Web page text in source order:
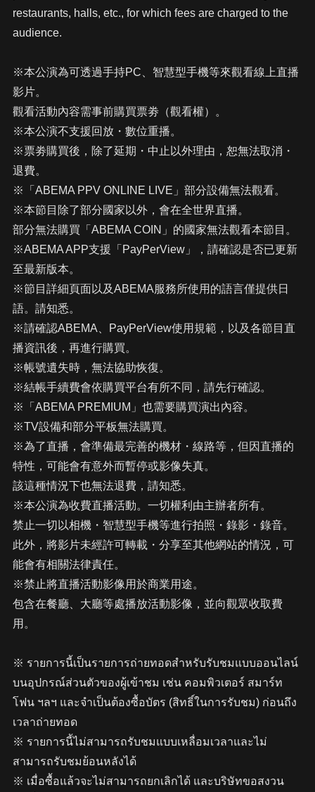
restaurants, halls, etc., for which fees are charged to the
audience.
※本公演為可透過手持PC、智慧型手機等來觀看線上直播
影片。
觀看活動內容需事前購買票劵（觀看權）。
※本公演不支援回放・數位重播。
※票劵購買後，除了延期・中止以外理由，恕無法取消・
退費。
※「ABEMA PPV ONLINE LIVE」部分設備無法觀看。
※本節目除了部分國家以外，會在全世界直播。
部分無法購買「ABEMA COIN」的國家無法觀看本節目。
※ABEMA APP支援「PayPerView」，請確認是否已更新
至最新版本。
※節目詳細頁面以及ABEMA服務所使用的語言僅提供日
語。請知悉。
※請確認ABEMA、PayPerView使用規範，以及各節目直
播資訊後，再進行購買。
※帳號遺失時，無法協助恢復。
※結帳手續費會依購買平台有所不同，請先行確認。
※「ABEMA PREMIUM」也需要購買演出內容。
※TV設備和部分平板無法購買。
※為了直播，會準備最完善的機材・線路等，但因直播的
特性，可能會有意外而暫停或影像失真。
該這種情況下也無法退費，請知悉。
※本公演為收費直播活動。一切權利由主辦者所有。
禁止一切以相機・智慧型手機等進行拍照・錄影・錄音。
此外，將影片未經許可轉載・分享至其他網站的情況，可
能會有相關法律責任。
※禁止將直播活動影像用於商業用途。
包含在餐廳、大廳等處播放活動影像，並向觀眾收取費
用。
※ รายการนี้เป็นรายการถ่ายทอดสำหรับรับชมแบบออนไลน์
บนอุปกรณ์ส่วนตัวของผู้เข้าชม เช่น คอมพิวเตอร์ สมาร์ท
โฟน ฯลฯ และจำเป็นต้องซื้อบัตร (สิทธิ์ในการรับชม) ก่อนถึง
เวลาถ่ายทอด
※ รายการนี้ไม่สามารถรับชมแบบเหลื่อมเวลาและไม่
สามารถรับชมย้อนหลังได้
※ เมื่อซื้อแล้วจะไม่สามารถยกเลิกได้ และบริษัทขอสงวน